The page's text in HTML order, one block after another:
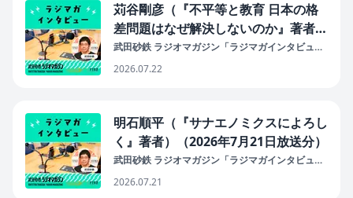
苅谷剛彦（『不平等と教育 日本の格
差問題はなぜ解決しないのか』著者）
with勅使川原真衣（2026年7月22日
放送分）
武田砂鉄 ラジオマガジン「ラジマガインタビュ
2026.07.22
明石順平（『サナエノミクスによろし
く』著者）（2026年7月21日放送分）
武田砂鉄 ラジオマガジン「ラジマガインタビュ
2026.07.21